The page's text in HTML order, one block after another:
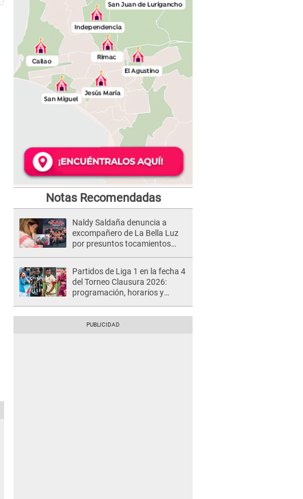
Notas Recomendadas
Naldy Saldaña denuncia a
excompañero de La Bella Luz
por presuntos tocamientos
Partidos de Liga 1 en la fecha 4
del Torneo Clausura 2026:
programación, horarios y